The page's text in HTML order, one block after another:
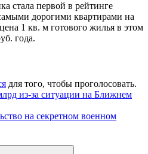
стала первой в рейтинге
дорогими квартирами на
1 кв. м готового жилья в этом
года.
для того, чтобы проголосовать.
из-за ситуации на Ближнем
на секретном военном